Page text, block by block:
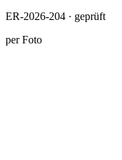
ER-2026-204 · geprüft
per Foto